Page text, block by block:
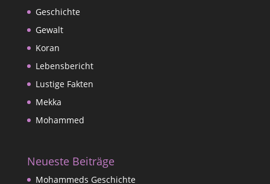
Geschichte
Gewalt
Koran
Lebensbericht
Lustige Fakten
Mekka
Mohammed
Neueste Beiträge
Mohammeds Geschichte